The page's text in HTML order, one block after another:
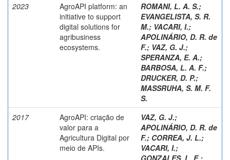
2023
AgroAPI platform: an
initiative to support
digital solutions for
agribusiness
ecosystems.
ROMANI, L. A. S.;
EVANGELISTA, S. R.
M.; VACARI, I.;
APOLINÁRIO, D. R. de
F.; VAZ, G. J.;
SPERANZA, E. A.;
BARBOSA, L. A. F.;
DRUCKER, D. P.;
MASSRUHA, S. M. F.
S.
2017
AgroAPI: criação de
valor para a
Agricultura Digital por
meio de APIs.
VAZ, G. J.;
APOLINÁRIO, D. R. de
F.; CORREA, J. L.;
VACARI, I.;
GONZALES, L. E.;